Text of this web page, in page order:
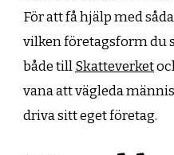
För att få hjälp med
vilken företagsform du
både tillSkatteverket
vana att vägleda
driva sitt eget företag.